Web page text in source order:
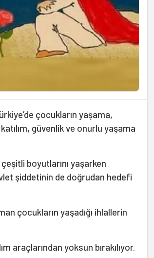
çocukların yaşama,
güvenlik ve onurlu yaşama
çeşitli boyutlarını yaşarken
şiddetinin de doğrudan hedefi
çocukların yaşadığı ihlallerin
araçlarından yoksun bırakılıyor.